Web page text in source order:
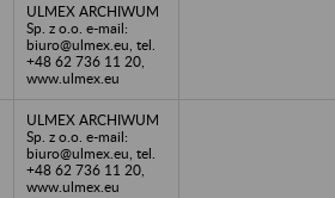
ULMEX ARCHIWUM
Sp. z o.o. e-mail:
biuro@ulmex.eu, tel.
+48 62 736 11 20,
www.ulmex.eu
ULMEX ARCHIWUM
Sp. z o.o. e-mail:
biuro@ulmex.eu, tel.
+48 62 736 11 20,
www.ulmex.eu